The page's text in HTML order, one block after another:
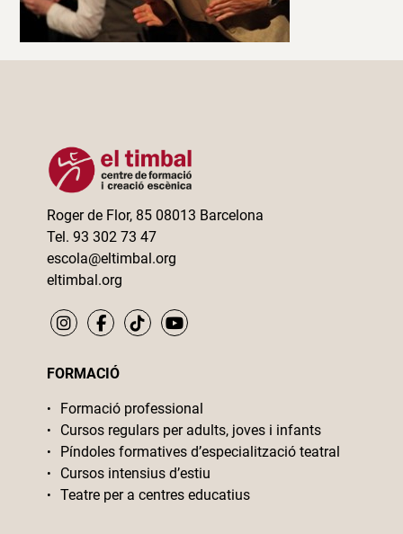
Roger de Flor, 85 08013 Barcelona
Tel. 93 302 73 47
escola@eltimbal.org
eltimbal.org
FORMACIÓ
Formació professional
Cursos regulars per adults, joves i infants
Píndoles formatives d’especialització teatral
Cursos intensius d’estiu
Teatre per a centres educatius